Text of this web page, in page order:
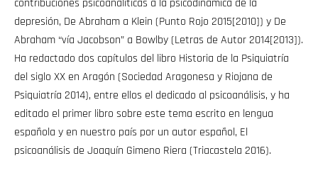
contribuciones psicoanalíticas a la psicodinámica de la
depresión, De Abraham a Klein (Punto Rojo 2015[2010]) y De
Abraham “vía Jacobson” a Bowlby (Letras de Autor 2014[2013]).
Ha redactado dos capítulos del libro Historia de la Psiquiatría
del siglo XX en Aragón (Sociedad Aragonesa y Riojana de
Psiquiatría 2014), entre ellos el dedicado al psicoanálisis, y ha
editado el primer libro sobre este tema escrito en lengua
española y en nuestro país por un autor español, El
psicoanálisis de Joaquín Gimeno Riera (Triacastela 2016).